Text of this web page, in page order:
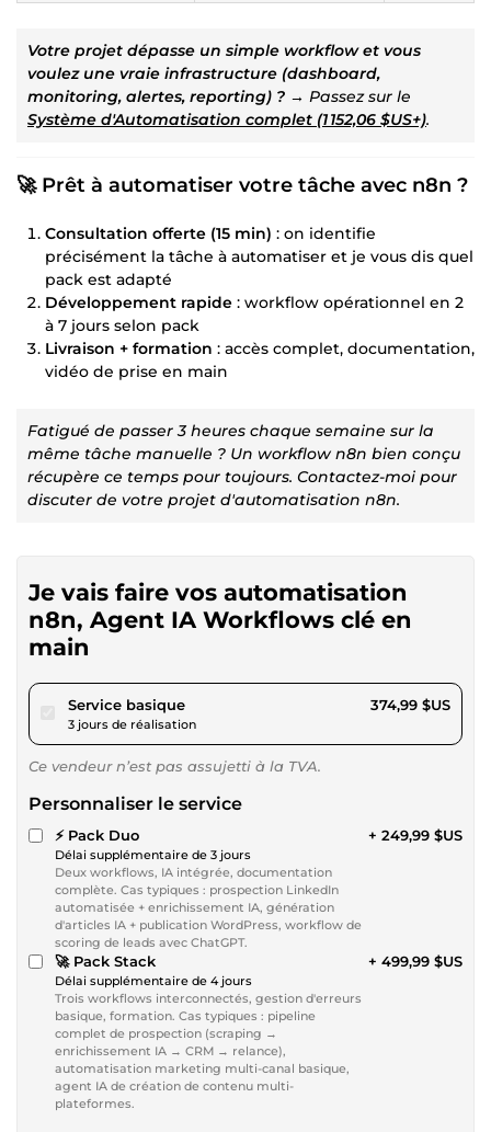
Votre projet dépasse un simple workflow et vous
voulez une vraie infrastructure (dashboard,
monitoring, alertes, reporting) ? → Passez sur le
Système d'Automatisation complet (1 152,06 $US+).
🚀 Prêt à automatiser votre tâche avec n8n ?
Consultation offerte (15 min) : on identifie
précisément la tâche à automatiser et je vous dis quel
pack est adapté
Développement rapide : workflow opérationnel en 2
à 7 jours selon pack
Livraison + formation : accès complet, documentation,
vidéo de prise en main
Fatigué de passer 3 heures chaque semaine sur la
même tâche manuelle ? Un workflow n8n bien conçu
récupère ce temps pour toujours. Contactez-moi pour
discuter de votre projet d'automatisation n8n.
Je vais faire vos automatisation
n8n, Agent IA Workflows clé en
main
Service basiquepour 345,62 $US
3 jours de réalisation
374,99 $US
Ce vendeur n’est pas assujetti à la TVA.
Personnaliser le service
⚡ Pack Duo
Délai supplémentaire de 3 jours
Deux workflows, IA intégrée, documentation
complète. Cas typiques : prospection LinkedIn
automatisée + enrichissement IA, génération
d'articles IA + publication WordPress, workflow de
scoring de leads avec ChatGPT.
+ 249,99 $US
🚀 Pack Stack
Délai supplémentaire de 4 jours
Trois workflows interconnectés, gestion d'erreurs
basique, formation. Cas typiques : pipeline
complet de prospection (scraping →
enrichissement IA → CRM → relance),
automatisation marketing multi-canal basique,
agent IA de création de contenu multi-
plateformes.
+ 499,99 $US